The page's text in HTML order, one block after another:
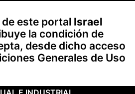
este portal Israel
la condición de
desde dicho acceso
Generales de Uso